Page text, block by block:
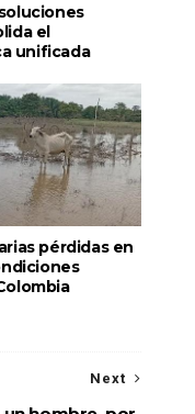
el
unificada
pérdidas en
Next